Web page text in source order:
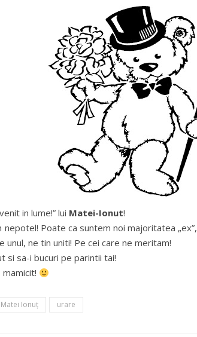
in lume!” lui Matei-Ionut!
nepotel! Poate ca suntem noi majoritatea
unul, ne tin uniti! Pe cei care ne meritam!
si sa-i bucuri pe parintii tai!
Matei Ionuţ urare